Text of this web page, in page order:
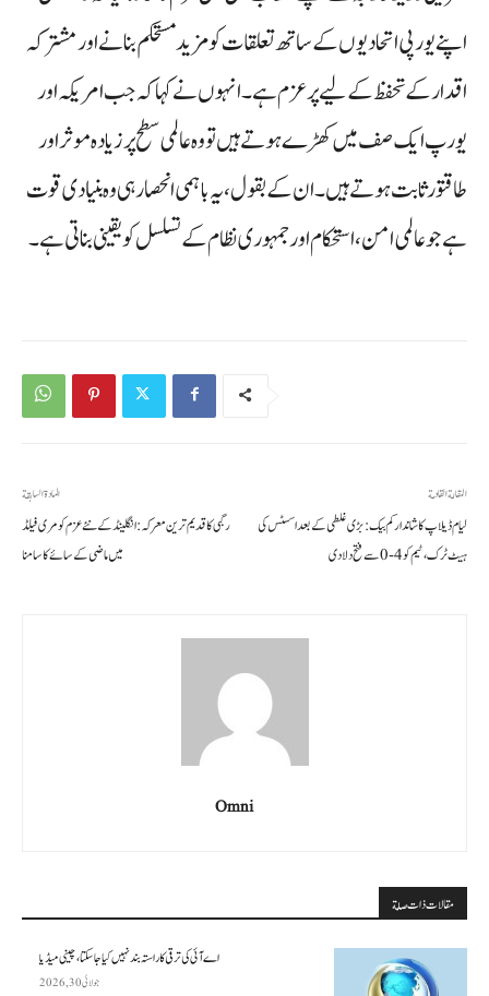
اپنے یورپی اتحادیوں کے ساتھ تعلقات کو مزید مستحکم بنانے اور مشترکہ
اقدار کے تحفظ کے لیے پرعزم ہے۔ انہوں نے کہا کہ جب امریکہ اور
یورپ ایک صف میں کھڑے ہوتے ہیں تو وہ عالمی سطح پر زیادہ موثر اور
طاقتور ثابت ہوتے ہیں۔ ان کے بقول، یہ باہمی انحصار ہی وہ بنیادی قوت
ہے جو عالمی امن، استحکام اور جمہوری نظام کے تسلسل کو یقینی بناتی ہے۔
المادة السابقة
رگبی کا قدیم ترین معرکہ: انگلینڈ کے نئے عزم کو مری فیلڈ
میں ماضی کے سائے کا سامنا
المقالة القادمة
لیام ڈیلاپ کا شاندار کم بیک: بڑی غلطی کے بعد اسسٹس کی
ہیٹ ٹرک، ٹیم کو 4-0 سے فتح دلا دی
Omni
مقالات ذات صلة
اے آئی کی ترقی کا راستہ بند نہیں کیا جا سکتا، چینی میڈیا
جولائی 30, 2026